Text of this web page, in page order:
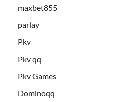
maxbet855
parlay
Pkv
Pkv qq
Pkv Games
Dominoqq